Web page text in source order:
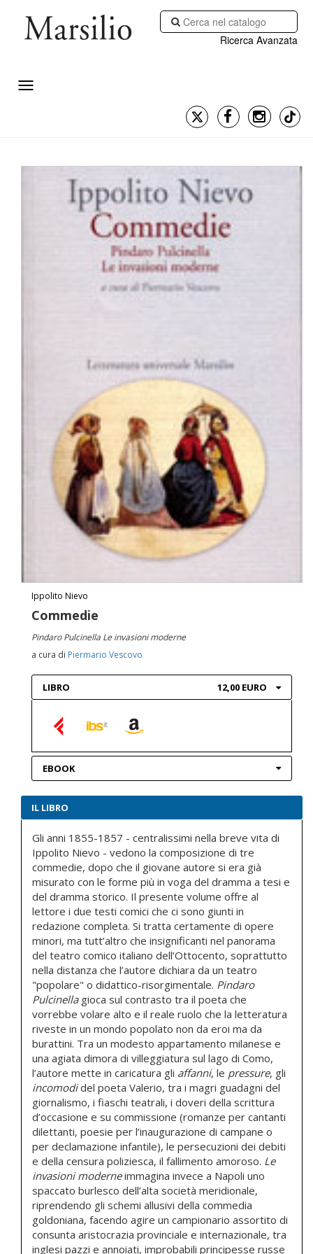
Ricerca Avanzata
Ippolito Nievo
Commedie
Pindaro Pulcinella Le invasioni moderne
a cura di Piermario Vescovo
LIBRO 12,00 EURO
EBOOK
IL LIBRO
Gli anni 1855-1857 - centralissimi nella breve vita di
Ippolito Nievo - vedono la composizione di tre
commedie, dopo che il giovane autore si era già
misurato con le forme più in voga del dramma a tesi e
del dramma storico. Il presente volume offre al
lettore i due testi comici che ci sono giunti in
redazione completa. Si tratta certamente di opere
minori, ma tutt’altro che insignificanti nel panorama
del teatro comico italiano dell’Ottocento, soprattutto
nella distanza che l’autore dichiara da un teatro
"popolare" o didattico-risorgimentale. Pindaro
Pulcinellagioca sul contrasto tra il poeta che
vorrebbe volare alto e il reale ruolo che la letteratura
riveste in un mondo popolato non da eroi ma da
burattini. Tra un modesto appartamento milanese e
una agiata dimora di villeggiatura sul lago di Como,
l’autore mette in caricatura gli affanni, le pressure, gli
incomodidel poeta Valerio, tra i magri guadagni del
giornalismo, i fiaschi teatrali, i doveri della scrittura
d’occasione e su commissione (romanze per cantanti
dilettanti, poesie per l’inaugurazione di campane o
per declamazione infantile), le persecuzioni dei debiti
e della censura poliziesca, il fallimento amoroso. Le
invasioni moderneimmagina invece a Napoli uno
spaccato burlesco dell’alta società meridionale,
riprendendo gli schemi allusivi della commedia
goldoniana, facendo agire un campionario assortito di
consunta aristocrazia provinciale e internazionale, tra
inglesi pazzi e annoiati, improbabili principesse russe